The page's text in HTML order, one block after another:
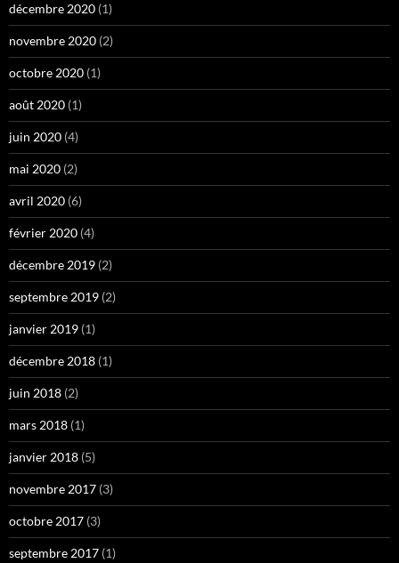
décembre 2020 (1)
novembre 2020 (2)
octobre 2020 (1)
août 2020 (1)
juin 2020 (4)
mai 2020 (2)
avril 2020 (6)
février 2020 (4)
décembre 2019 (2)
septembre 2019 (2)
janvier 2019 (1)
décembre 2018 (1)
juin 2018 (2)
mars 2018 (1)
janvier 2018 (5)
novembre 2017 (3)
octobre 2017 (3)
septembre 2017 (1)